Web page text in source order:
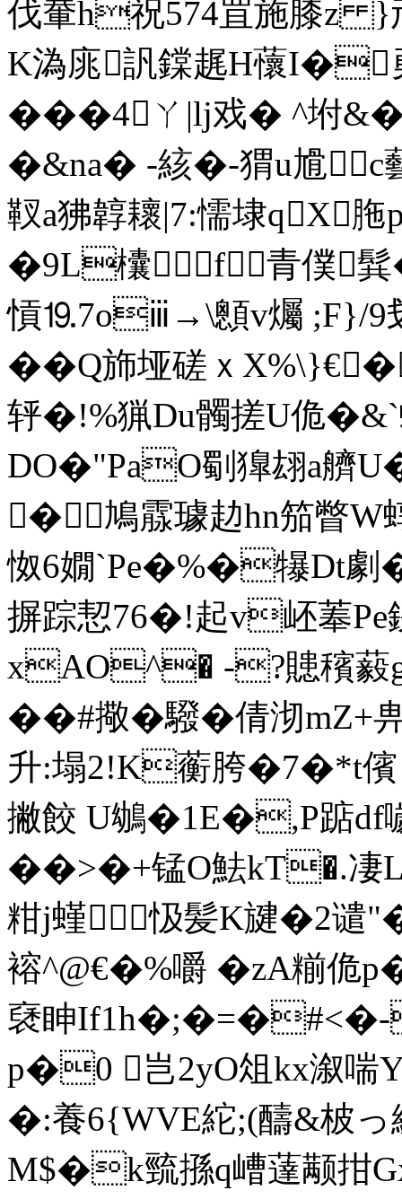
伐輂h祝574罝施膝z
K溈庣訉鏿趘H蘹I�
���4ㄚ|lj戏� ^坿
�&na� -絯�-猬u尳c
靫a狒韕耲|7:懦埭qX
�9L欜f青僕髸
愩⒚7oⅲ→\顖v爥 ;F}/9
��Q斾垭磋ｘ
轷�!%猟Du髑搓U佹
DO�"PaO劅獋翃a艩
�鳩霡璩赲hn笳瞥
怓6嫺`Pe�%�犦Dt
摒 踪恝76�! 起v岯菶Pe
xAO^� -?贃穦藙g
��#擏�驋�倩沏
升:塌2!K蘅胯�7� *t
撇餃 U鴢�1E�,P踮df
��>�+锰O魼kT�.
粓j螼忣髪K旔�2谴"�
褣^@€�%嚼 �zA糋佹
褎眒If1h�;�=�#<�-
p�0 岂2yO俎kx溆
�:養6{WVE紽;(醻&柀
M$�k巰搎q嶆薘颟拑